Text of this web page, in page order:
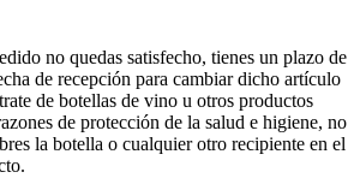
no quedas satisfecho, tienes un plazo de
de recepción para cambiar dicho artículo
de botellas de vino u otros productos
de protección de la salud e higiene, no
la botella o cualquier otro recipiente en el